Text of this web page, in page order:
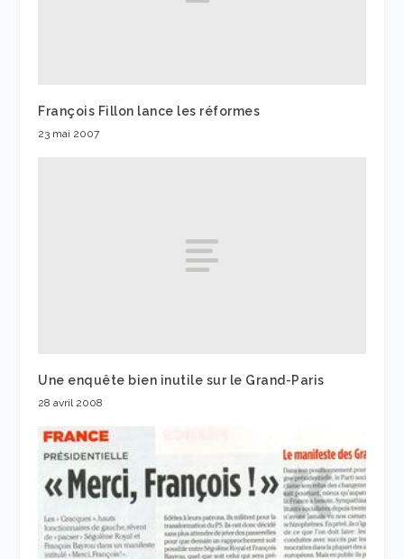
François Fillon lance les réformes
23 mai 2007
Une enquête bien inutile sur le Grand-Paris
28 avril 2008